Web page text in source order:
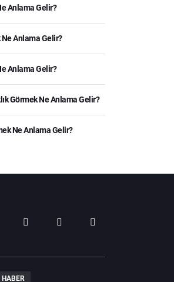
Anlama Gelir?
Anlama Gelir?
Anlama Gelir?
Görmek Ne Anlama Gelir?
Ne Anlama Gelir?
HABER